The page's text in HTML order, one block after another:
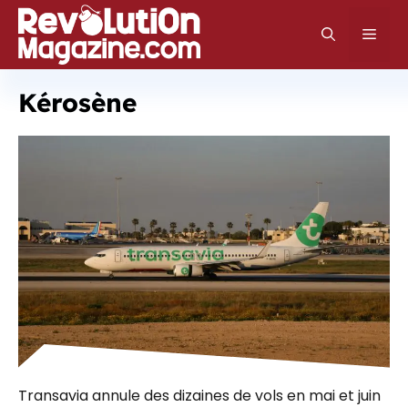
Aller
au
contenu
Kérosène
Transavia annule des dizaines de vols en mai et juin